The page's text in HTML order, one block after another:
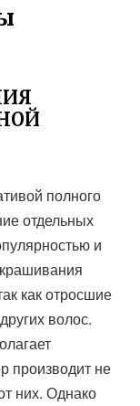
полного
отдельных
и
как отросшие
волос.
производит не
них. Однако